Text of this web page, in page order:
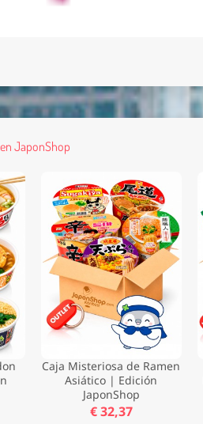
JaponShop
Caja Misteriosa de Ramen
Asiático | Edición
JaponShop
€ 32,37